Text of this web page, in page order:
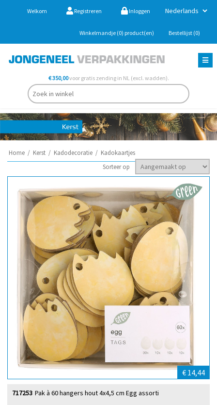
Welkom Registreren Inloggen
Winkelmandje (0) product(en) Bestellijst (0)
€ 350,00voor gratis zending in NL (excl. wadden).
Home / Kerst / Kadodecoratie / Kadokaartjes
Sorteer op
€ 14,44
Pak à 60 hangers hout 4x4,5 cm Egg assorti
717253